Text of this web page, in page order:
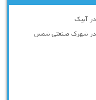
آبیک
در شهرک صنعتی شمس